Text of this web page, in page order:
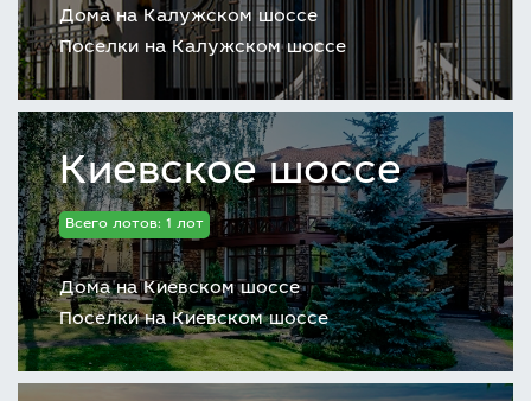
Дома на Калужском шоссе
Поселки на Калужском шоссе
Киевское шоссе
Всего лотов: 1 лот
Дома на Киевском шоссе
Поселки на Киевском шоссе